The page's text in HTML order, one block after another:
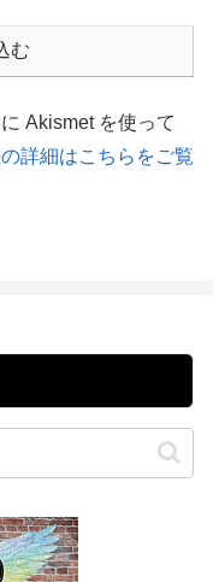
む
Akismet を使って
詳細はこちらをご覧